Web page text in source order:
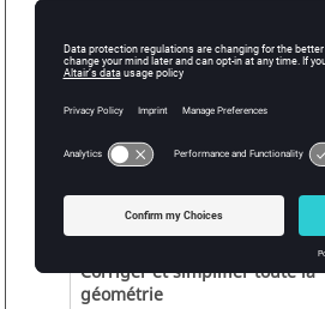
Corriger toutes les
Corriger et simplifier toute la
géométrie